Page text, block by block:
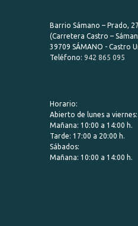
Barrio Sámano – Prado,
(Carretera Castro –
39709 SÁMANO - Castro
Teléfono: 942 865 095
Horario:
Abierto de lunes a viernes:
Mañana: 10:00 a 14:00 h.
Tarde: 17:00 a 20:00 h.
Sábados:
Mañana: 10:00 a 14:00 h.